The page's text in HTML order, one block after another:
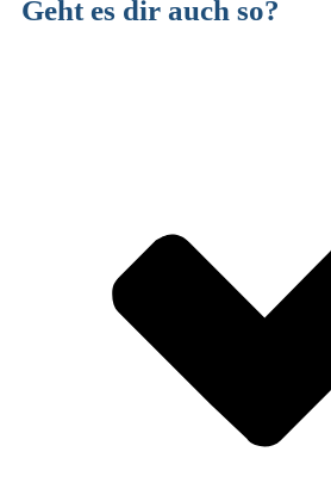
Geht es dir auch so?